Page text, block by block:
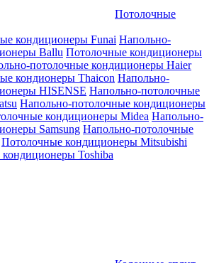
Потолочные
кондиционеры Funai Напольно-
Ballu Потолочные кондиционеры
потолочные кондиционеры Haier
кондионеры Thaicon Напольно-
HISENSE Напольно-потолочные
Напольно-потолочные кондиционеры
кондиционеры Midea Напольно-
Samsung Напольно-потолочные
Потолочные кондиционеры Mitsubishi
Toshiba